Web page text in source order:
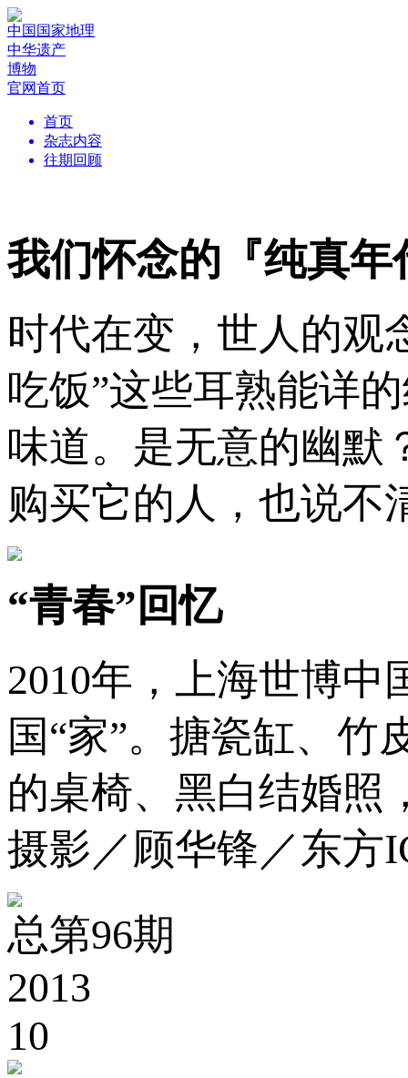
中国国家地理
中华遗产
博物
官网首页
首页
杂志内容
往期回顾
我们怀念的『纯真年
时代在变，世人的观
吃饭”这些耳熟能详
味道。是无意的幽默
购买它的人，也说不
“青春”回忆
2010年，上海世博
国“家”。搪瓷缸、竹
的桌椅、黑白结婚照
摄影／顾华锋／东方
总第96期
2013
10